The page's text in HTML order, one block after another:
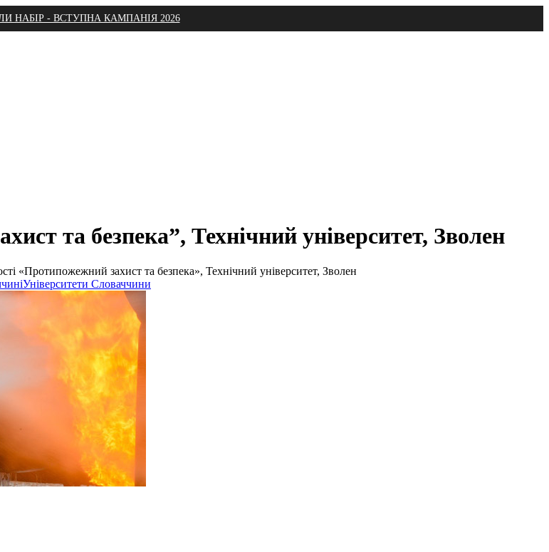
НАБІР - ВСТУПНА КАМПАНІЯ 2026
та безпека”, Технічний університет, Зволен
«Протипожежний захист та безпека», Технічний університет, Зволен
Університети Словаччини